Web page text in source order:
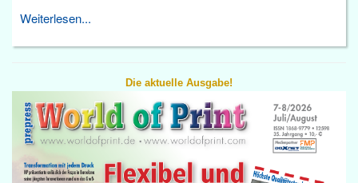
Weiterlesen...
Die aktuelle Ausgabe!